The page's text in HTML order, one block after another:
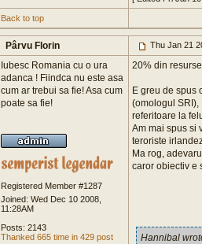
Back to top
Pârvu Florin Thu Jan 21
Iubesc Romania cu o ura
adanca ! Fiindca nu este asa
cum ar trebui sa fie! Asa cum
poate sa fie!
Registered Member #1287
Joined: Wed Dec 10 2008,
11:28AM
Posts: 2143
Thanked 665 time in 429 post
20% din
E greu de spus
(omologul SRI),
referitoare la
Am mai spus si
teroriste
Ma rog,
caror obiectiv e
Hannibal